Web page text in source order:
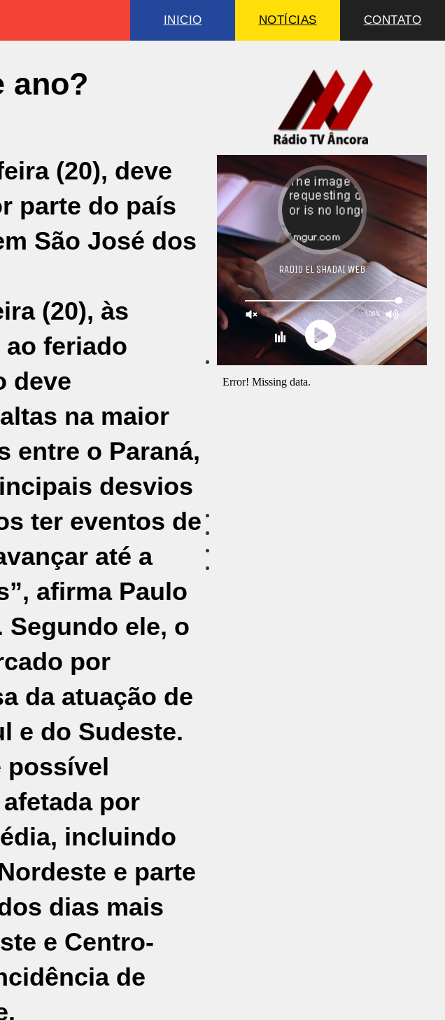
INICIO NOTÍCIAS CONTATO
ano?
(20), deve
parte do país
São José dos
(20), às
feriado
deve
na maior
entre o Paraná,
desvios
ter eventos de
até a
afirma Paulo
ele, o
por
da atuação de
e do Sudeste.
possível
por
incluindo
e parte
dias mais
e Centro-
de